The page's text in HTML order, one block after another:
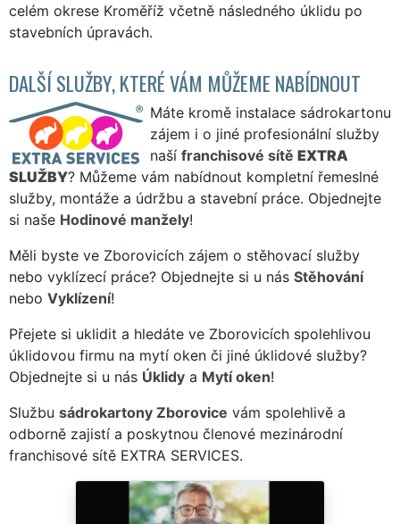
celém okrese Kroměříž včetně následného úklidu po
stavebních úpravách.
DALŠÍ SLUŽBY, KTERÉ VÁM MŮŽEME NABÍDNOUT
Máte kromě instalace sádrokartonu
zájem i o jiné profesionální služby
naší franchisové sítě EXTRA
SLUŽBY? Můžeme vám nabídnout kompletní řemeslné
služby, montáže a údržbu a stavební práce. Objednejte
si naše Hodinové manžely!
Měli byste ve Zborovicích zájem o stěhovací služby
nebo vyklízecí práce? Objednejte si u nás Stěhování
nebo Vyklízení!
Přejete si uklidit a hledáte ve Zborovicích spolehlivou
úklidovou firmu na mytí oken či jiné úklidové služby?
Objednejte si u nás Úklidy a Mytí oken!
Službu sádrokartony Zborovice vám spolehlivě a
odborně zajistí a poskytnou členové mezinárodní
franchisové sítě EXTRA SERVICES.